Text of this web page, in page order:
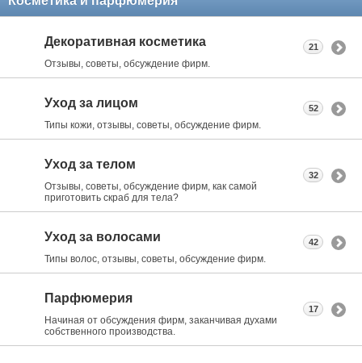
Декоративная косметика
Отзывы, советы, обсуждение фирм.
21
Уход за лицом
Типы кожи, отзывы, советы, обсуждение фирм.
52
Уход за телом
Отзывы, советы, обсуждение фирм, как самой
приготовить скраб для тела?
32
Уход за волосами
Типы волос, отзывы, советы, обсуждение фирм.
42
Парфюмерия
Начиная от обсуждения фирм, заканчивая духами
собственного производства.
17